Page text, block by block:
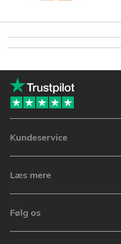
Kundeservice
Læs mere
Følg os